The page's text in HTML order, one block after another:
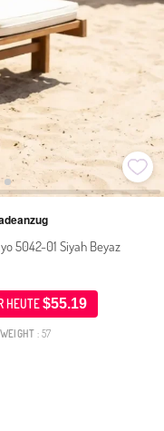
5042-01 Siyah Beyaz
HEUTE$55.19
WEIGHT : 57